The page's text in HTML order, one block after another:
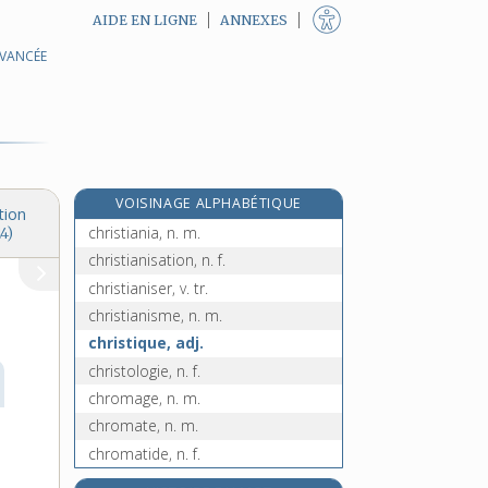
AIDE EN LIGNE ANNEXES
VOISINAGE ALPHABÉTIQUE
christe-marine, n. f.
christiania, n. m.
christianisation, n. f.
christianiser, v. tr.
christianisme, n. m.
christique, adj.
christologie, n. f.
chromage, n. m.
chromate, n. m.
chromatide, n. f.
chromatine, n. f.